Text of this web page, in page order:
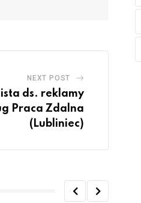
NEXT POST
ds. reklamy
Praca Zdalna
(Lubliniec)